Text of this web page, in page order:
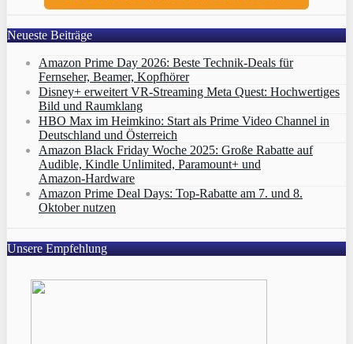
Neueste Beiträge
Amazon Prime Day 2026: Beste Technik-Deals für
Fernseher, Beamer, Kopfhörer
Disney+ erweitert VR‑Streaming Meta Quest: Hochwertiges
Bild und Raumklang
HBO Max im Heimkino: Start als Prime Video Channel in
Deutschland und Österreich
Amazon Black Friday Woche 2025: Große Rabatte auf
Audible, Kindle Unlimited, Paramount+ und
Amazon‑Hardware
Amazon Prime Deal Days: Top-Rabatte am 7. und 8.
Oktober nutzen
Unsere Empfehlung